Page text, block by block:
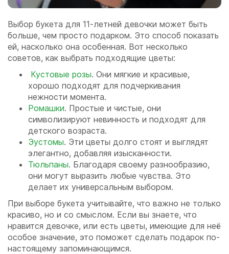
Выбор букета для 11-летней девочки может быть
больше, чем просто подарком. Это способ показать
ей, насколько она особенная. Вот несколько
советов, как выбрать подходящие цветы:
Кустовые розы. Они мягкие и красивые,
хорошо подходят для подчеркивания
нежности момента.
Ромашки. Простые и чистые, они
символизируют невинность и подходят для
детского возраста.
Эустомы. Эти цветы долго стоят и выглядят
элегантно, добавляя изысканности.
Тюльпаны. Благодаря своему разнообразию,
они могут выразить любые чувства. Это
делает их универсальным выбором.
При выборе букета учитывайте, что важно не только
красиво, но и со смыслом. Если вы знаете, что
нравится девочке, или есть цветы, имеющие для неё
особое значение, это поможет сделать подарок по-
настоящему запоминающимся.